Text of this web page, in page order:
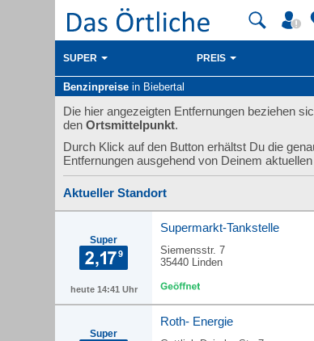
SUPER PREIS
Benzinpreise in Biebertal
Die hier angezeigten Entfernungen beziehen
den Ortsmittelpunkt.
Durch Klick auf den Button erhältst Du die
Entfernungen ausgehend von Deinem
Aktueller Standort
Super
heute 14:41 Uhr
Supermarkt-Tankstelle
Siemensstr. 7
35440 Linden
Super
Roth- Energie